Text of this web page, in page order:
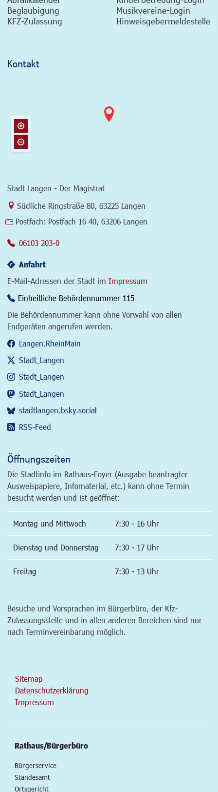
Beglaubigung
KFZ-Zulassung
Musikvereine-Login
Hinweisgebermeldestelle
Kontakt
Stadt Langen - Der Magistrat
Link zur Google-Maps Navigation
Südliche Ringstraße 80, 63225 Langen
Postfach: Postfach 16 40, 63206 Langen
06103 203-0
Anfahrt
E-Mail-Adressen der Stadt im Impressum
Einheitliche Behördennummer 115
Die Behördennummer kann ohne Vorwahl von allen
Endgeräten angerufen werden.
Langen.RheinMain
Stadt_Langen
Stadt_Langen
Stadt_Langen
stadtlangen.bsky.social
RSS-Feed
Öffnungszeiten
Die Stadtinfo im Rathaus-Foyer (Ausgabe beantragter
Ausweispapiere, Infomaterial, etc.) kann ohne Termin
besucht werden und ist geöffnet:
Montag und Mittwoch 7:30 - 16 Uhr
Dienstag und Donnerstag 7:30 - 17 Uhr
Freitag 7:30 - 13 Uhr
Besuche und Vorsprachen im Bürgerbüro, der Kfz-
Zulassungsstelle und in allen anderen Bereichen sind nur
nach Terminvereinbarung möglich.
Sitemap
Datenschutzerklärung
Impressum
Rathaus/Bürgerbüro
Bürgerservice
Standesamt
Ortsgericht